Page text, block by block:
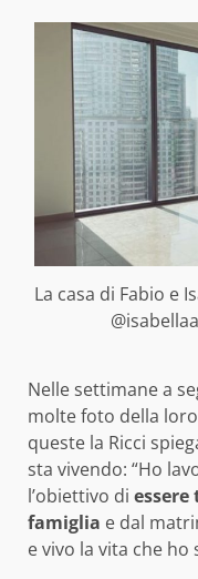
La casa di Fabio e
Nelle settimane a
molte foto della
queste la Ricci
sta vivendo: “Ho
l’obiettivo di
famiglia e dal
e vivo la vita che ho